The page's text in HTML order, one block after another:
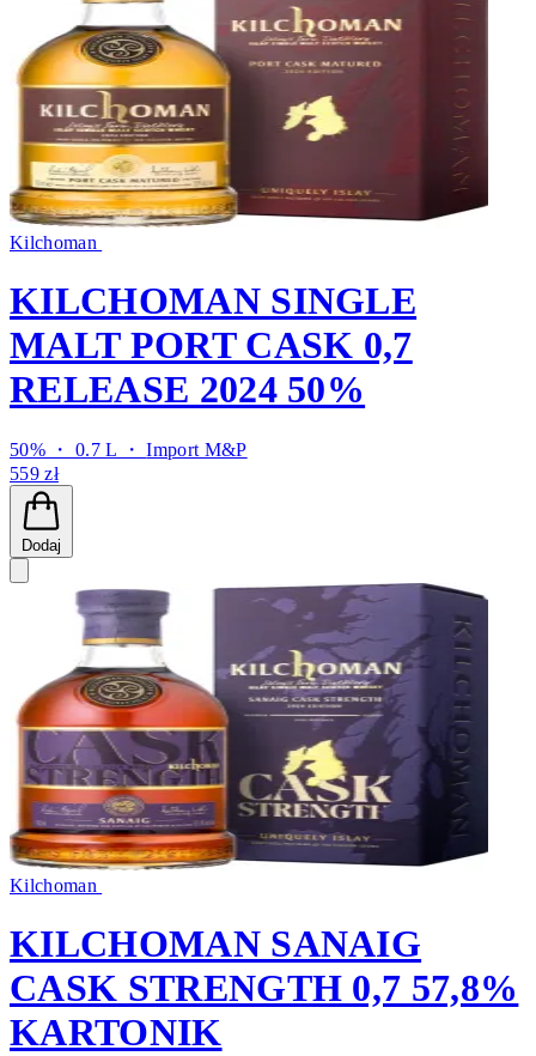
Kilchoman
KILCHOMAN SINGLE
MALT PORT CASK 0,7
RELEASE 2024 50%
50% ・ 0.7 L ・Import M&P
559 zł
Dodaj
Kilchoman
KILCHOMAN SANAIG
CASK STRENGTH 0,7 57,8%
KARTONIK